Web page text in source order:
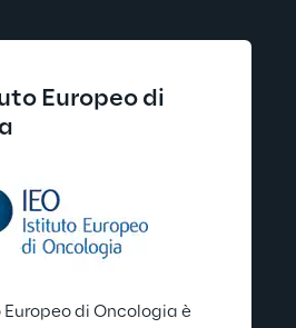
Europeo di
Europeo di Oncologia è